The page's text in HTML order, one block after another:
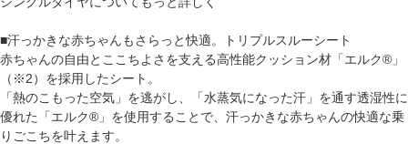
■汗っかきな赤ちゃんもさらっと快適。トリプルスルーシート
赤ちゃんの自由とここちよさを支える高性能クッション材「エルク®」
（※2）を採用したシート。
「熱のこもった空気」を逃がし、「水蒸気になった汗」を通す透湿性に
優れた「エルク®」を使用することで、汗っかきな赤ちゃんの快適な乗
りごこちを叶えます。